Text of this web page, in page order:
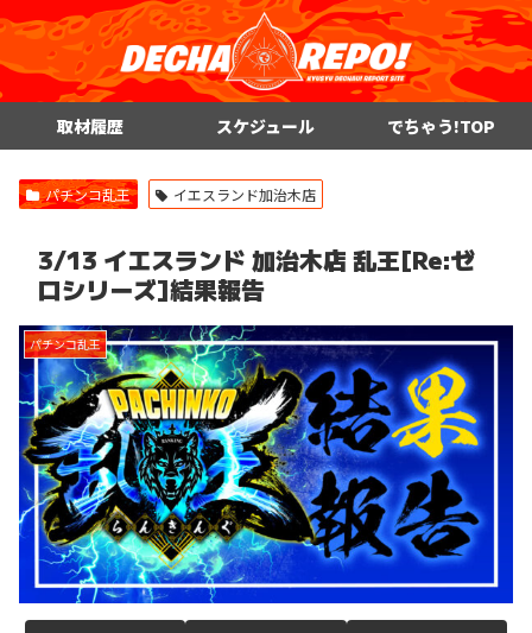
取材履歴 スケジュール でちゃう!TOP
パチンコ乱王 イエスランド加治木店
3/13 イエスランド 加治木店 乱王[Re:ゼ
ロシリーズ]結果報告
パチンコ乱王